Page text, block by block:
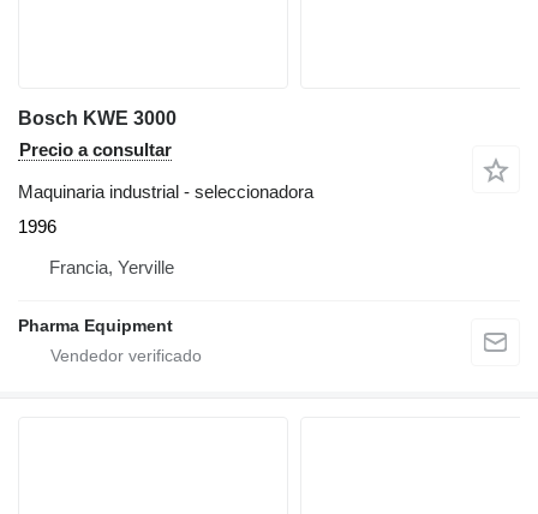
Bosch KWE 3000
Precio a consultar
Maquinaria industrial - seleccionadora
1996
Francia, Yerville
Pharma Equipment